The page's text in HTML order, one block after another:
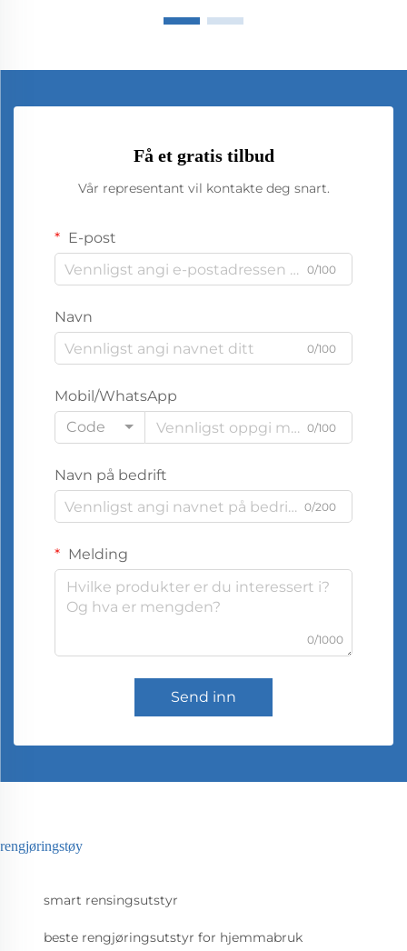
Få et gratis tilbud
Vår representant vil kontakte deg snart.
E-post
0/100
Navn
0/100
Mobil/WhatsApp
Code
0/100
Navn på bedrift
0/200
Melding
0/1000
Send inn
rengjøringstøy
smart rensingsutstyr
beste rengjøringsutstyr for hjemmabruk